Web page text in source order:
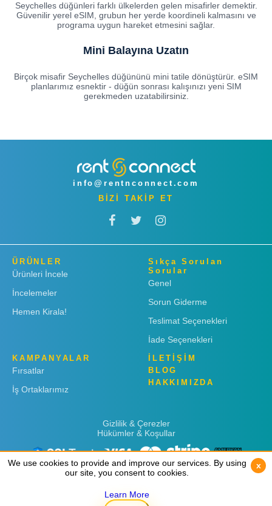
Seychelles düğünleri farklı ülkelerden gelen misafirler demektir.
Güvenilir yerel eSIM, grubun her yerde koordineli kalmasını ve
programa uygun hareket etmesini sağlar.
Mini Balayına Uzatın
Birçok misafir Seychelles düğününü mini tatile dönüştürür. eSIM
planlarımız esnektir - düğün sonrası kalışınızı yeni SIM
gerekmeden uzatabilirsiniz.
info@rentnconnect.com
BİZİ TAKİP ET
ÜRÜNLER
Ürünleri İncele
İncelemeler
Hemen Kirala!
Sıkça Sorulan
Sorular
Genel
Sorun Giderme
Teslimat Seçenekleri
İade Seçenekleri
KAMPANYALAR
Fırsatlar
İş Ortaklarımız
İLETİŞİM
BLOG
HAKKIMIZDA
Gizlilik & Çerezler
Hükümler & Koşullar
We use cookies to provide and improve our services. By using
our site, you consent to cookies.
Learn More
x
We use cookies to provide and improve our services. By using
our site, you consent to cookies.
Learn More
x